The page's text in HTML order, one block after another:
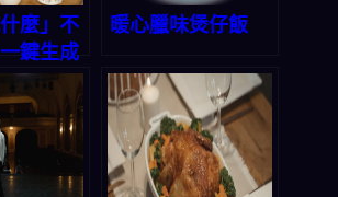
麼」不
鍵生成
讓你省
好
暖心臘味煲仔飯